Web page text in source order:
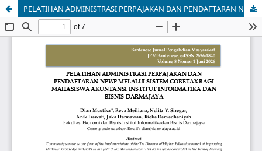
PELATIHAN ADMINISTRASI PERPAJAKAN DAN PENDAFTARAN NPWP MELALUI SISTEM CORETAX BAGI MAHASISWA AKUNTANSI INSTITUT INFORMATIKA DAN BISNIS DARMAJAYA